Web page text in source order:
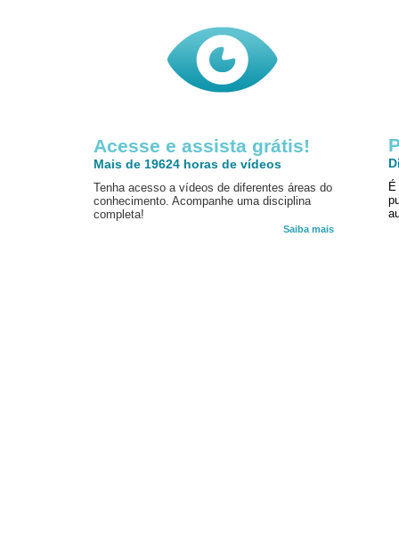
Acesse e assista grátis!
Mais de 19624 horas de vídeos
Tenha acesso a vídeos de diferentes áreas do
conhecimento. Acompanhe uma disciplina
completa!
Saiba mais